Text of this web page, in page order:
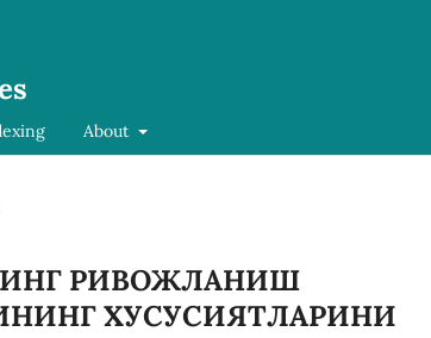
About
РИВОЖЛАНИШ
ХУСУСИЯТЛАРИНИ